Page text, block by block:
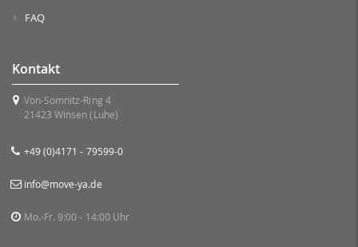
FAQ
Kontakt
Von-Somnitz-Ring 4
21423 Winsen (Luhe)
+49 (0)4171 - 79599-0
info@move-ya.de
Mo.-Fr. 9:00 - 14:00 Uhr